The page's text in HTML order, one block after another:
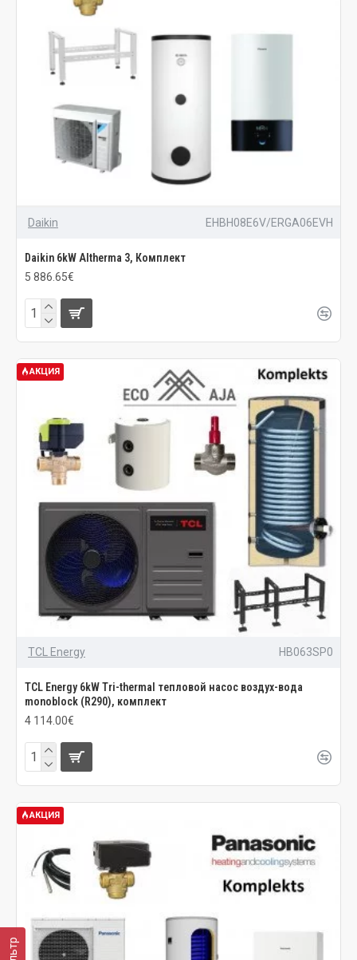
Daikin EHBH08E6V/ERGA06EVH
Daikin 6kW Altherma 3, Комплект
5 886.65€
АКЦИЯ
TCL Energy HB063SP0
TCL Energy 6kW Tri-thermal тепловой насос воздух-вода
monoblock (R290), комплект
4 114.00€
АКЦИЯ